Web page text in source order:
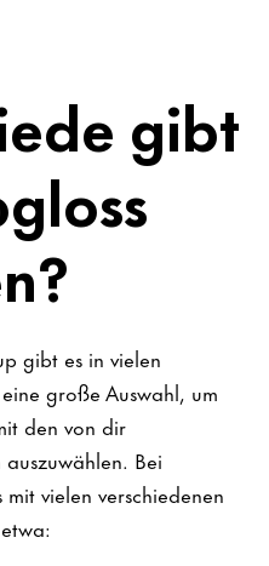
gibt
gibt es in vielen
große Auswahl, um
den von dir
Bei
mit vielen verschiedenen